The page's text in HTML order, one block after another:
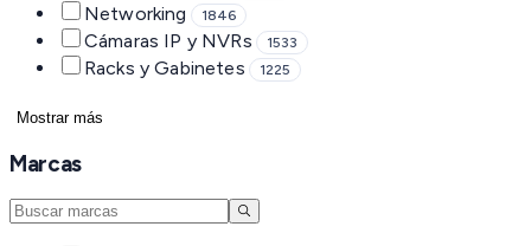
Networking 1846
Cámaras IP y NVRs 1533
Racks y Gabinetes 1225
Mostrar más
Marcas